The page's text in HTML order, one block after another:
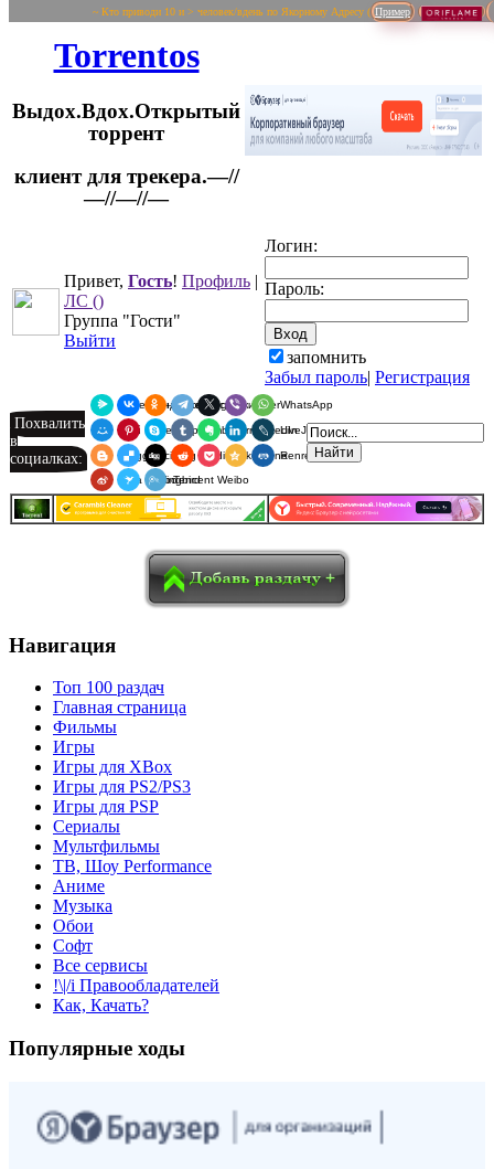
~ Кто приводи 10 и > человек/вдень по Якорному Адресу ( Пример
Torrentos
Выдох.Вдох.Открытый
торрент
Привет, Гость! Профиль |
ЛС ()
Группа "Гости"
Выйти
Логин:
Пароль:
запомнить
Забыл пароль| Регистрация
Похвалить
в
социалках:
Я.Мессенджер
ВКонтакте
Одноклассники
Telegram
X ViberWhatsApp
Мой МирPinterest
SkypeTumblrEvernoteLinkedInLiveJournal
BloggerDelicious
Digg redditPocketQzoneRenren
Sina Weibo
SurfingbirdTencent Weibo
Навигация
Топ 100 раздач
Главная страница
Фильмы
Игры
Игры для XBox
Игры для PS2/PS3
Игры для PSP
Сериалы
Мультфильмы
ТВ, Шоу Performance
Аниме
Музыка
Обои
Софт
Все сервисы
!\|/i Правообладателей
Как, Качать?
Популярные ходы